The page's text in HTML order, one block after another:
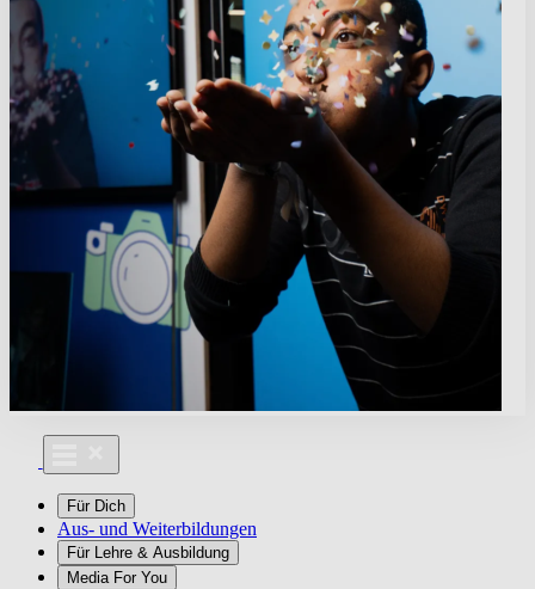
Für Dich
Aus- und Weiterbildungen
Für Lehre & Ausbildung
Media For You